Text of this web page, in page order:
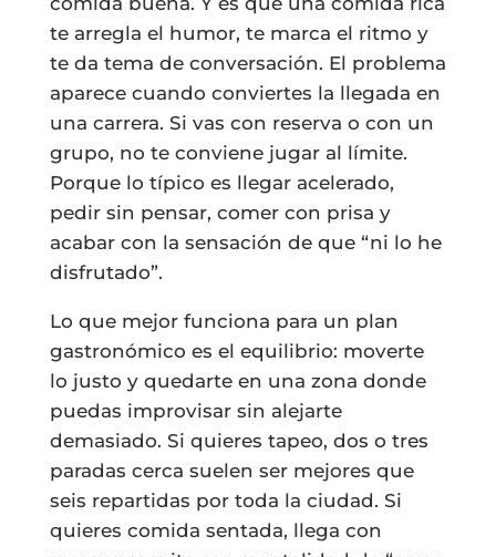
te arregla el humor, te marca el ritmo y
te da tema de conversación. El problema
aparece cuando conviertes la llegada en
una carrera. Si vas con reserva o con un
grupo, no te conviene jugar al límite.
Porque lo típico es llegar acelerado,
pedir sin pensar, comer con prisa y
acabar con la sensación de que “ni lo he
disfrutado”.
Lo que mejor funciona para un plan
gastronómico es el equilibrio: moverte
lo justo y quedarte en una zona donde
puedas improvisar sin alejarte
demasiado. Si quieres tapeo, dos o tres
paradas cerca suelen ser mejores que
seis repartidas por toda la ciudad. Si
quieres comida sentada, llega con